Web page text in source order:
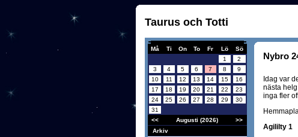
Taurus och Totti
Må Ti On To Fr Lö
Sö
1
2
3
4 5 6 7 8
9
10
11 12 13 14 15
16
17
18 19 20 21 22
23
24
25 26 27 28 29
30
31
<<
Augusti (2026)
>>
Arkiv
Nybro
Idag var
nästa
inga fler
Agililty 1